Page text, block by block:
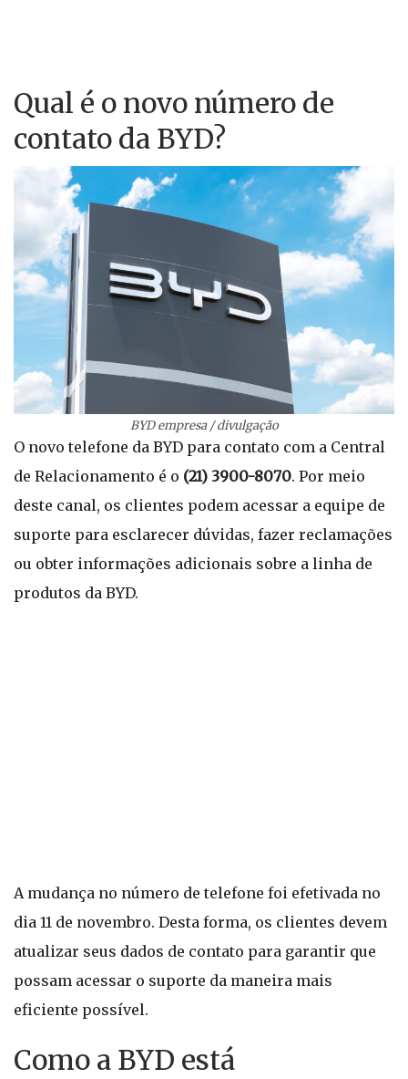
Qual é o novo número de
contato da BYD?
BYD empresa / divulgação
O novo telefone da BYD para contato com a Central
de Relacionamento é o (21) 3900-8070. Por meio
deste canal, os clientes podem acessar a equipe de
suporte para esclarecer dúvidas, fazer reclamações
ou obter informações adicionais sobre a linha de
produtos da BYD.
A mudança no número de telefone foi efetivada no
dia 11 de novembro. Desta forma, os clientes devem
atualizar seus dados de contato para garantir que
possam acessar o suporte da maneira mais
eficiente possível.
Como a BYD está